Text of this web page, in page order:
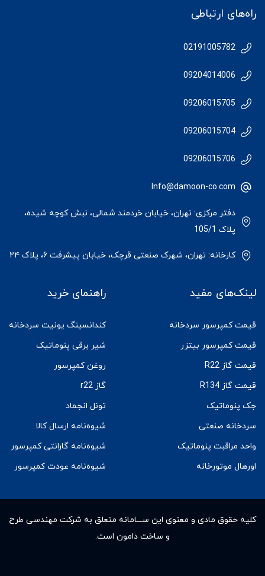
راه‌های ارتباطی
02191005782
09204014006
09206015705
09206015704
09206015706
Info@damoon-co.com
دفتر مرکزی: تهران، خیابان خردمند شمالی، نبش کوچه شیده،
پلاک 105/1
کارخانه: تهران، شهرک صنعتی قرچک، خیابان پیشرفت ۶، پلاک ۲۴
لینک‌های مفید
قیمت کمپرسور سردخانه
قیمت کمپرسور بیتزر
قیمت گاز R22
قیمت گاز R134
جک پنوماتیک
سردخانه صنعتی
واحد مراقبت پنوماتیک
اورهال موتورخانه
راهنمای خرید
کندانسینگ یونیت سردخانه
شیر برقی پنوماتیک
روغن کمپرسور
گاز r22
تونل انجماد
شیوه‌نامه ارسال کالا
شیوه‌نامه گارانتی کمپرسور
شیوه‌نامه عودت کمپرسور
کلیه حقوق مادى و معنوى این ســـامانه متعلق به شرکت مهندسی طرح
و ساخت دامون است.